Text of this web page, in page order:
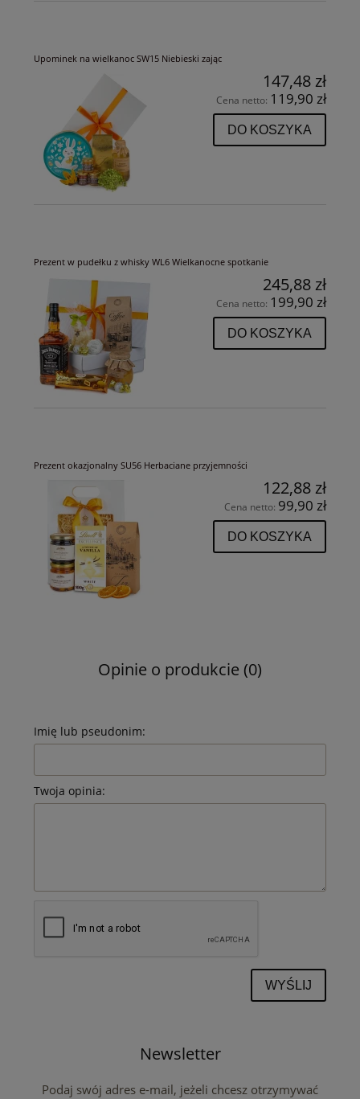
Upominek na wielkanoc SW15 Niebieski zając
147,48 zł
Cena netto: 119,90 zł
DO KOSZYKA
Prezent w pudełku z whisky WL6 Wielkanocne spotkanie
245,88 zł
Cena netto: 199,90 zł
DO KOSZYKA
Prezent okazjonalny SU56 Herbaciane przyjemności
122,88 zł
Cena netto: 99,90 zł
DO KOSZYKA
Opinie o produkcie (0)
Imię lub pseudonim:
Twoja opinia:
WYŚLIJ
Newsletter
Podaj swój adres e-mail, jeżeli chcesz otrzymywać